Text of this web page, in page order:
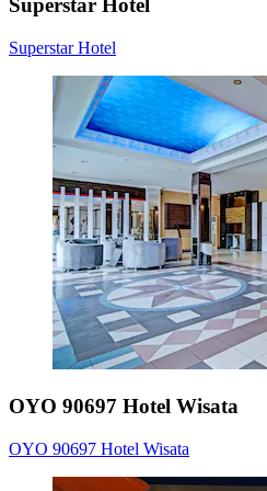
Superstar Hotel
Superstar Hotel
OYO 90697 Hotel Wisata
OYO 90697 Hotel Wisata